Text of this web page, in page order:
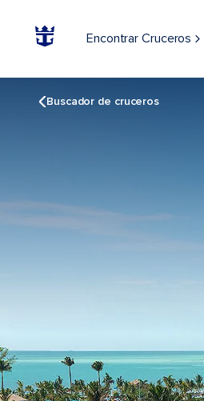
Encontrar Cruceros
Buscador de cruceros